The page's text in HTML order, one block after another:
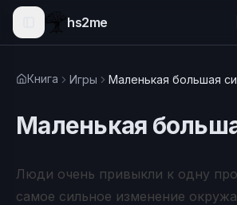
hs2me
Книга Игры Маленькая большая
Маленькая
Люди очень привыкли к одну
самое сильное изменение